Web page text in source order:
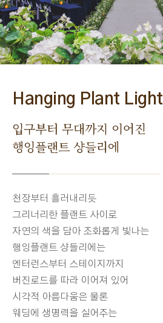
Hanging Plant Light
입구부터 무대까지 이어진
행잉플랜트 샹들리에
천장부터 흘러내리듯
그리너리한 플랜트 사이로
자연의 색을 담아 조화롭게 빛나는
행잉플랜트 샹들리에는
엔터런스부터 스테이지까지
버진로드를 따라 이어져 있어
시각적 아름다움은 물론
웨딩에 생명력을 실어주는